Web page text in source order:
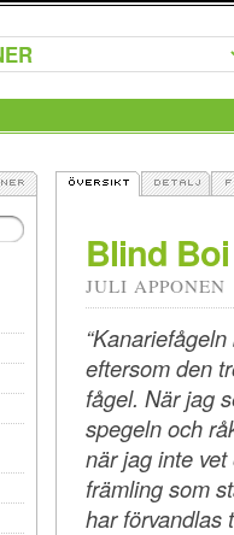
Blind
JULI APPONEN
eftersom den
fågel. När jag
spegeln och
när jag inte
främling som
har förvandlas